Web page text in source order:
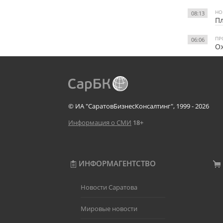
08:13
06:06
© ИА "СаратовБизнесКонсалтинг", 1999 - 2026
Информация о СМИ 18+
ИНФОРМАГЕНТСТВО
Новости Саратова
Мировые новости